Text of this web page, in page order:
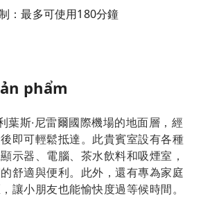
：最多可使用180分鐘
phẩm
葉斯·尼雷爾國際機場的地面層，經
即可輕鬆抵達。此貴賓室設有各種
示器、電腦、茶水飲料和吸煙室，
舒適與便利。此外，還有專為家庭
讓小朋友也能愉快度過等候時間。